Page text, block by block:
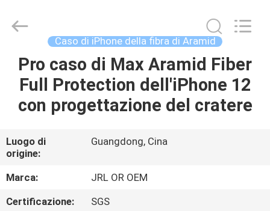
CASA
PRODOTTI
VIDEO
SPETTACOLO
VR
Shenzhen
Caso di iPhone della fibra di Aramid
Pro caso di Max Aramid Fiber
Full Protection dell'iPhone 12
con progettazione del cratere
Luogo di
origine:
Guangdong, Cina
Marca:
JRL OR OEM
Certificazione:
SGS